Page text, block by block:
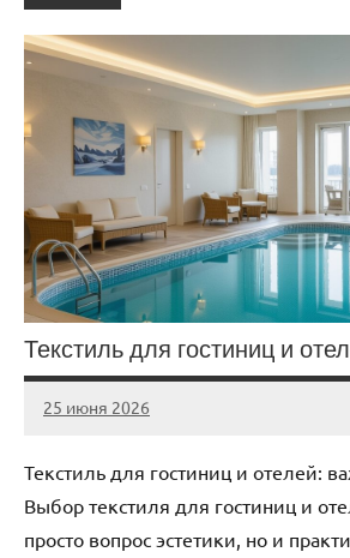
Текстиль для гостиниц и
25 июня 2026
Avtor
Нет
Текстиль для гостиниц и отелей:
Выбор текстиля для гостиниц и
просто вопрос эстетики, но и